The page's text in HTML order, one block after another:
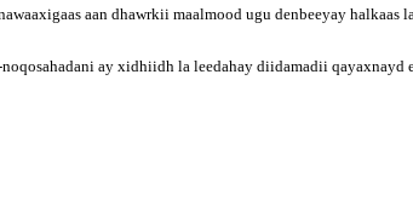
aan dhawrkii maalmood ugu denbeeyay
ay xidhiidh la leedahay diidamadii qayaxnayd